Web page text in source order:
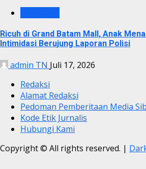
Ricuh di Grand Batam Mall, Anak
Intimidasi Berujung Laporan Polisi
admin TN Juli 17, 2026
Redaksi
Alamat Redaksi
Pedoman Pemberitaan Media
Kode Etik Jurnalis
Hubungi Kami
Copyright © All rights reserved. |